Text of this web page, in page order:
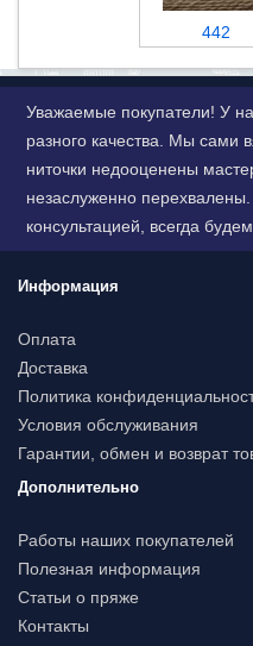
442
Уважаемые покупатели! У
разного качества. Мы сами
ниточки недооценены
незаслуженно
консультацией, всегда
Информация
Оплата
Доставка
Политика
Условия обслуживания
Гарантии, обмен и возврат
Дополнительно
Работы наших покупателей
Полезная информация
Статьи о пряже
Контакты